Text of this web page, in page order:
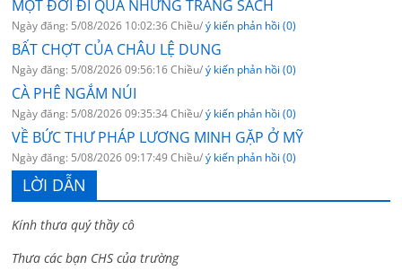
MỘT ĐỜI ĐI QUA NHỮNG TRANG SÁCH
Ngày đăng: 5/08/2026 10:02:36 Chiều/ý kiến phản hồi (0)
BẤT CHỢT CỦA CHÂU LỆ DUNG
Ngày đăng: 5/08/2026 09:56:16 Chiều/ý kiến phản hồi (0)
CÀ PHÊ NGẮM NÚI
Ngày đăng: 5/08/2026 09:35:34 Chiều/ý kiến phản hồi (0)
VỀ BỨC THƯ PHÁP LƯƠNG MINH GẶP Ở MỸ
Ngày đăng: 5/08/2026 09:17:49 Chiều/ý kiến phản hồi (0)
LỜI DẪN
Kính thưa quý thầy cô
Thưa các bạn CHS của trường